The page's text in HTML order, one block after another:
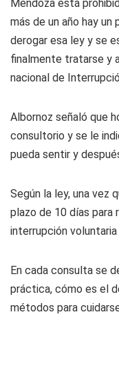
Mendoza está
más de un año hay
derogar esa ley y se
finalmente tratarse y
nacional de
Albornoz señaló que
consultorio y se le
pueda sentir y
Según la ley, una vez
plazo de 10 días para
interrupción
En cada consulta se
práctica, cómo es el
métodos para